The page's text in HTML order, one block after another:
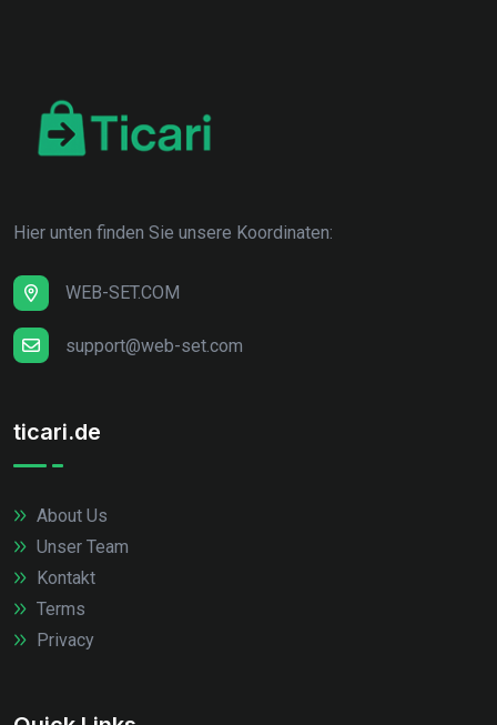
Hier unten finden Sie unsere Koordinaten:
WEB-SET.COM
support@web-set.com
ticari.de
About Us
Unser Team
Kontakt
Terms
Privacy